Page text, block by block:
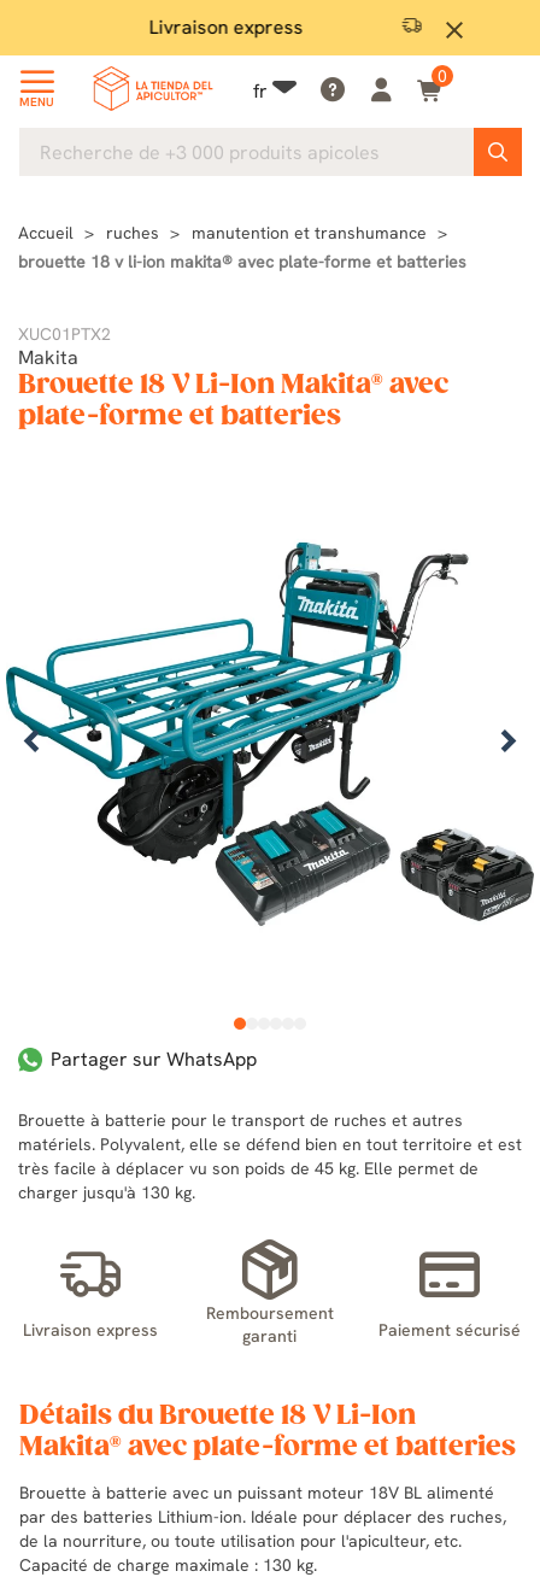
close
Livraison express
MENU fr
0
Accueil ruches
manutention et transhumance
brouette 18 v li-ion makita® avec plate-forme et batteries
XUC01PTX2
Makita
Brouette 18 V Li-Ion Makita® avec
plate-forme et batteries
1
Partager sur WhatsApp
Brouette à batterie pour le transport de ruches et autres
matériels. Polyvalent, elle se défend bien en tout territoire et est
très facile à déplacer vu son poids de 45 kg. Elle permet de
charger jusqu'à 130 kg.
Livraison express
Remboursement
garanti
Paiement sécurisé
Détails du Brouette 18 V Li-Ion
Makita® avec plate-forme et batteries
Brouette à batterie avec un puissant moteur 18V BL alimenté
par des batteries Lithium-ion. Idéale pour déplacer des ruches,
de la nourriture, ou toute utilisation pour l'apiculteur, etc.
Capacité de charge maximale : 130 kg.